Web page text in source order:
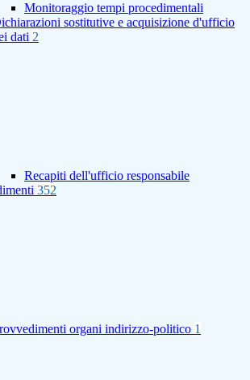
Monitoraggio tempi procedimentali
sostitutive e acquisizione d'ufficio
dati 2
Recapiti dell'ufficio responsabile
352
organi indirizzo-politico 1